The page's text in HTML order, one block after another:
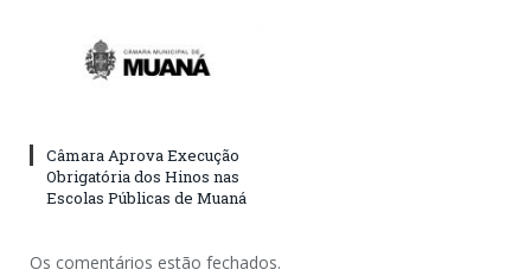
Câmara Aprova Execução
Obrigatória dos Hinos nas
Escolas Públicas de Muaná
Os comentários estão fechados.